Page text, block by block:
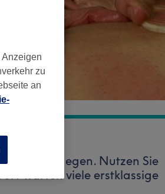
entgegen. Nutzen Sie
Dort warten viele erstklassige
zu
an